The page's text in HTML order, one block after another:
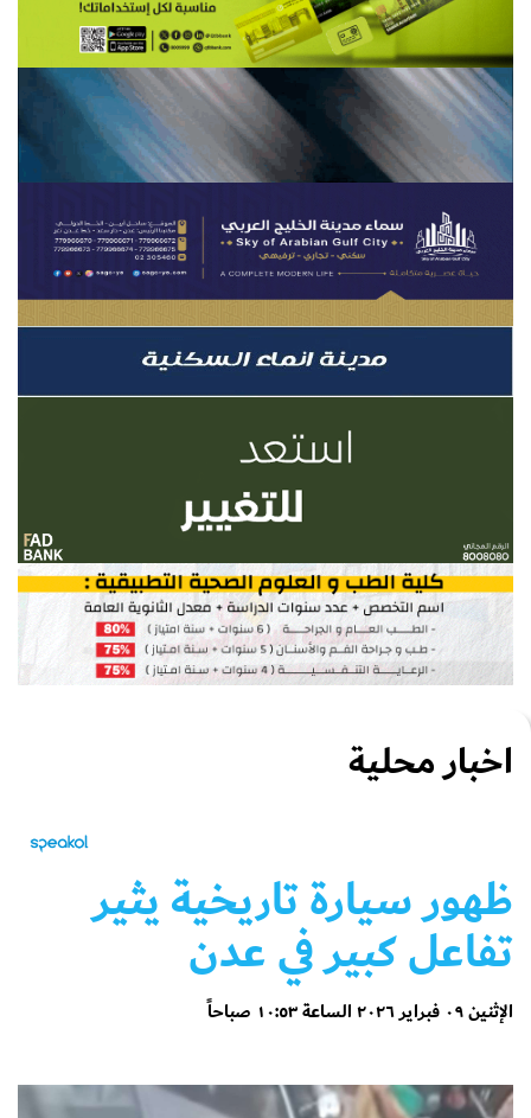
اخبار محلية
ظهور سيارة تاريخية يثير
تفاعل كبير في عدن
الإثنين ٠٩ فبراير ٢٠٢٦ الساعة ١٠:٥٣ صباحاً